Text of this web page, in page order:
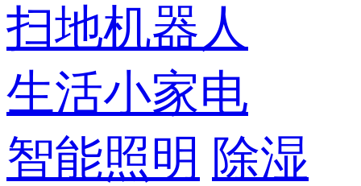
扫地机器人
生活小家电
智能照明 除湿